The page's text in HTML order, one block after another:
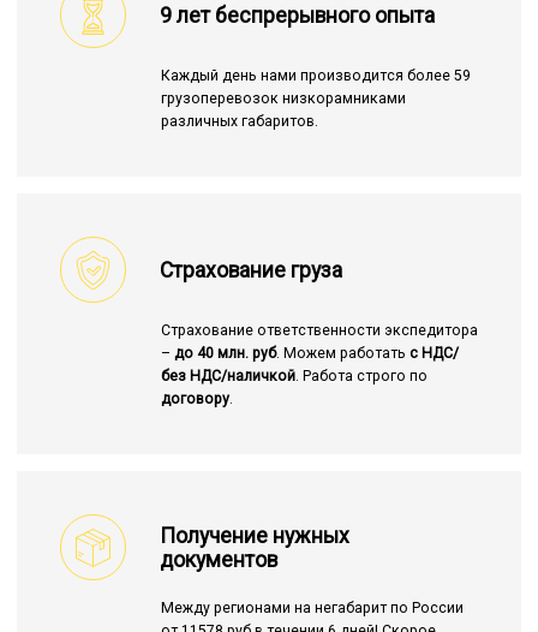
9 лет беспрерывного опыта
Каждый день нами производится более 59
грузоперевозок низкорамниками
различных габаритов.
Страхование груза
Страхование ответственности экспедитора
– до 40 млн. руб. Можем работать с НДС/
без НДС/наличкой. Работа строго по
договору.
Получение нужных
документов
Между регионами на негабарит по России